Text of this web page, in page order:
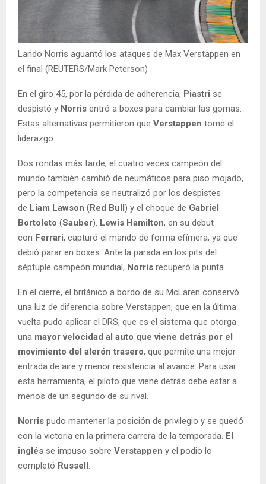
Lando Norris aguantó los ataques de Max Verstappen en
el final (REUTERS/Mark Peterson)
En el giro 45, por la pérdida de adherencia, Piastri se
despistó y Norris entró a boxes para cambiar las gomas.
Estas alternativas permitieron que Verstappen tome el
liderazgo.
Dos rondas más tarde, el cuatro veces campeón del
mundo también cambió de neumáticos para piso mojado,
pero la competencia se neutralizó por los despistes
de Liam Lawson (Red Bull) y el choque de Gabriel
Bortoleto (Sauber). Lewis Hamilton, en su debut
con Ferrari, capturó el mando de forma efímera, ya que
debió parar en boxes. Ante la parada en los pits del
séptuple campeón mundial, Norris recuperó la punta.
En el cierre, el británico a bordo de su McLaren conservó
una luz de diferencia sobre Verstappen, que en la última
vuelta pudo aplicar el DRS, que es el sistema que otorga
una mayor velocidad al auto que viene detrás por el
movimiento del alerón trasero, que permite una mejor
entrada de aire y menor resistencia al avance. Para usar
esta herramienta, el piloto que viene detrás debe estar a
menos de un segundo de su rival.
Norris pudo mantener la posición de privilegio y se quedó
con la victoria en la primera carrera de la temporada. El
inglés se impuso sobre Verstappen y el podio lo
completó Russell.